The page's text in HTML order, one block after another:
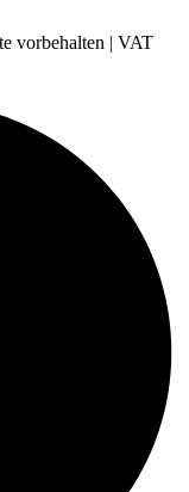
vorbehalten | VAT